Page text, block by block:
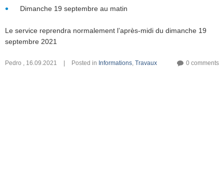
Dimanche 19 septembre au matin
Le service reprendra normalement l’après-midi du dimanche 19
septembre 2021
Pedro , 16.09.2021 Posted in Informations, Travaux 0 comments